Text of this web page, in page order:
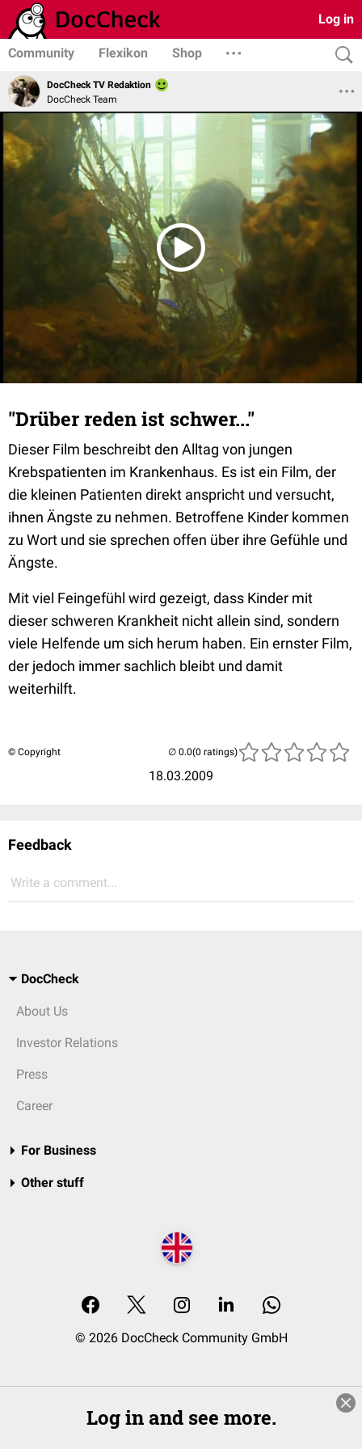
Log in
Community Flexikon Shop
DocCheck TV Redaktion
DocCheck Team
"Drüber reden ist schwer..."
Dieser Film beschreibt den Alltag von jungen
Krebspatienten im Krankenhaus. Es ist ein Film, der
die kleinen Patienten direkt anspricht und versucht,
ihnen Ängste zu nehmen. Betroffene Kinder kommen
zu Wort und sie sprechen offen über ihre Gefühle und
Ängste.
Mit viel Feingefühl wird gezeigt, dass Kinder mit
dieser schweren Krankheit nicht allein sind, sondern
viele Helfende um sich herum haben. Ein ernster Film,
der jedoch immer sachlich bleibt und damit
weiterhilft.
© Copyright
18.03.2009
(0 ratings)
Feedback
Write a comment...
DocCheck
About Us
Investor Relations
Press
Career
For Business
Other stuff
© 2026 DocCheck Community GmbH
Log in and see more.